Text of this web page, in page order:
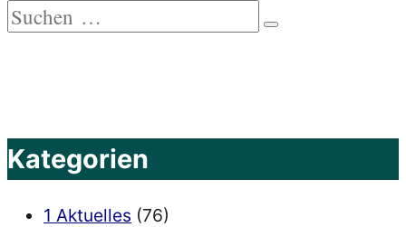
Suchen
Kategorien
1 Aktuelles (76)